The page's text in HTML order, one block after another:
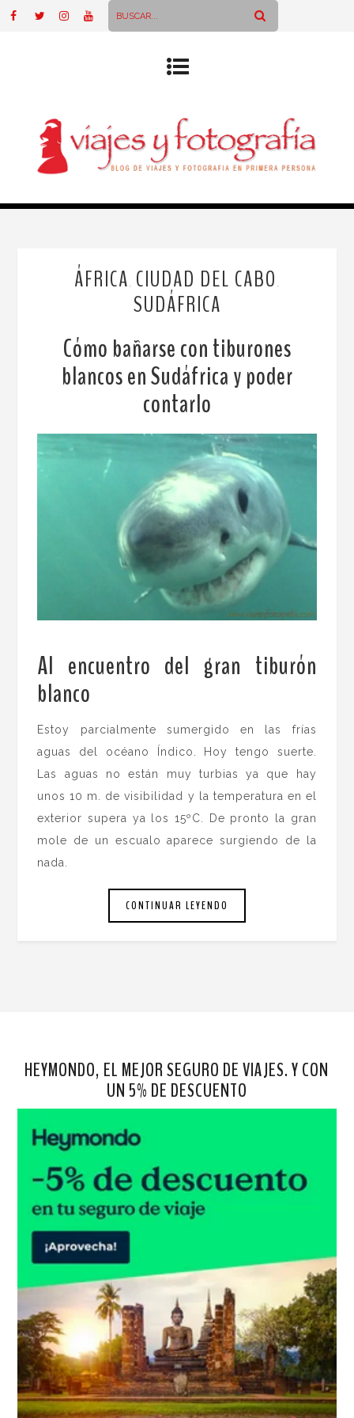
ÁFRICA CIUDAD DEL CABO
SUDÁFRICA
Cómo bañarse con tiburones
blancos en Sudáfrica y poder
contarlo
Al encuentro del gran tiburón
blanco
Estoy parcialmente sumergido en las frías
aguas del océano Índico. Hoy tengo suerte.
Las aguas no están muy turbias ya que hay
unos 10 m. de visibilidad y la temperatura en el
exterior supera ya los 15ºC. De pronto la gran
mole de un escualo aparece surgiendo de la
nada.
CONTINUAR LEYENDO
HEYMONDO, EL MEJOR SEGURO DE VIAJES. Y CON
UN 5% DE DESCUENTO